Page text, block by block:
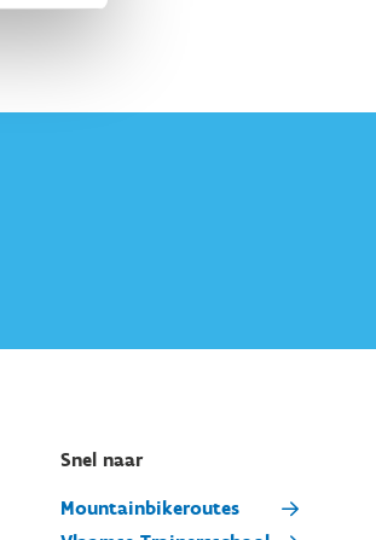
Snel naar
Mountainbikeroutes